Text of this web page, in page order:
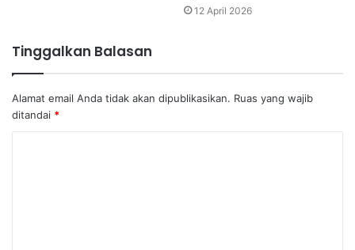
12 April 2026
Tinggalkan Balasan
Alamat email Anda tidak akan dipublikasikan. Ruas yang wajib
ditandai *